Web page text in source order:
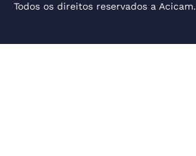
Todos os direitos reservados a Acicam.